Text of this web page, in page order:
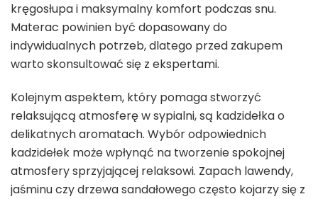
kręgosłupa i maksymalny komfort podczas snu.
Materac powinien być dopasowany do
indywidualnych potrzeb, dlatego przed zakupem
warto skonsultować się z ekspertami.
Kolejnym aspektem, który pomaga stworzyć
relaksującą atmosferę w sypialni, są kadzidełka o
delikatnych aromatach. Wybór odpowiednich
kadzidełek może wpłynąć na tworzenie spokojnej
atmosfery sprzyjającej relaksowi. Zapach lawendy,
jaśminu czy drzewa sandałowego często kojarzy się z